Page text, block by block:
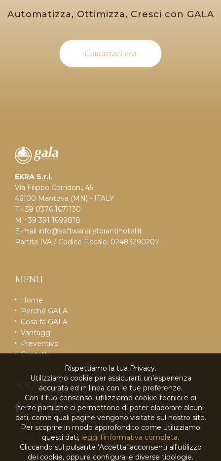
Automatizza, Ottimizza, Cresci con GALA
Contattaci ora
EKRA S.r.l.
Via Filippo Corridoni, 45
46100 Mantova (MN) - ITALY
T +39 0376 1671130
M +39 391 1699818
E-mail info@softwareristorantihotel.it
Partita IVA / Codice Fiscale: 02483290207
MENU
Home
Perché GALA
Cosa fa GALA
Vantaggi
Preventivo
Contatti
SOCIAL
© 2026EKRA S.r.l.
Rispettiamo la tua Privacy.
Utilizziamo cookie per assicurarti un’esperienza
accurata ed in linea con le tue preferenze.
Con il tuo consenso, utilizziamo cookie tecnici e di
terze parti che ci permettono di poter elaborare alcuni
dati, come quali pagine vengono visitate sul nostro sito.
Per scoprire in modo approfondito come utilizziamo
questi dati, leggi l’informativa completa.
Cliccando sul pulsante ‘Accetta’ acconsenti all’utilizzo
dei cookie, oppure configura le diverse tipologie.